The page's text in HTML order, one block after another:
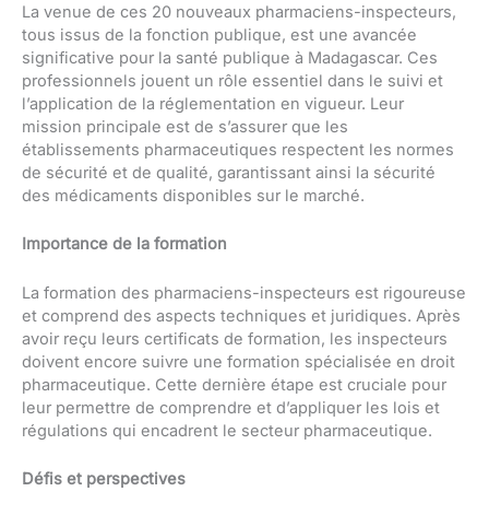
La venue de ces 20 nouveaux pharmaciens-inspecteurs,
tous issus de la fonction publique, est une avancée
significative pour la santé publique à Madagascar. Ces
professionnels jouent un rôle essentiel dans le suivi et
l’application de la réglementation en vigueur. Leur
mission principale est de s’assurer que les
établissements pharmaceutiques respectent les normes
de sécurité et de qualité, garantissant ainsi la sécurité
des médicaments disponibles sur le marché.
Importance de la formation
La formation des pharmaciens-inspecteurs est rigoureuse
et comprend des aspects techniques et juridiques. Après
avoir reçu leurs certificats de formation, les inspecteurs
doivent encore suivre une formation spécialisée en droit
pharmaceutique. Cette dernière étape est cruciale pour
leur permettre de comprendre et d’appliquer les lois et
régulations qui encadrent le secteur pharmaceutique.
Défis et perspectives